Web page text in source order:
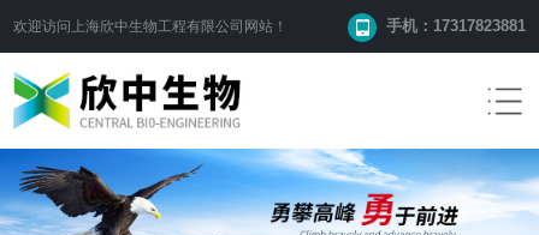
欢迎访问 上海欣中生物工程有限公司 网站！ 手机：17317823881